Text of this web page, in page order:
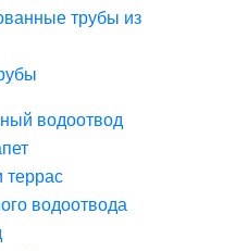
трубы из
водоотвод
террас
водоотвода